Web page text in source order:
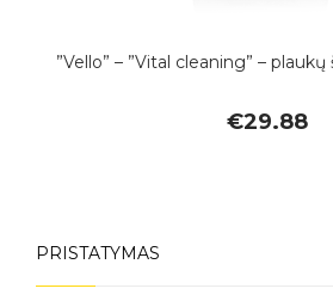
”Vello” – ”Vital cleaning” –
€29.88
PRISTATYMAS